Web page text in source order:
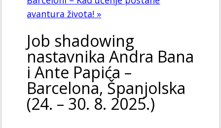
avantura života! »
Job shadowing
nastavnika Andra Bana
i Ante Papića –
Barcelona, Španjolska
(24. – 30. 8. 2025.)